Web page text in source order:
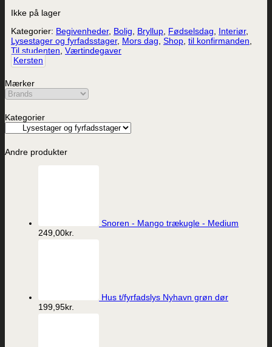
Ikke på lager
Kategorier: Begivenheder, Bolig Bryllup Fødselsdag Interiør,
Lysestager og fyrfadsstager, Mors dag Shop til konfirmanden
Til studenten Værtindegaver
Kersten
Mærker
Kategorier
Andre produkter
Snoren - Mango trækugle - Medium
249,00kr.
Hus t/fyrfadslys Nyhavn grøn dør
199,95kr.